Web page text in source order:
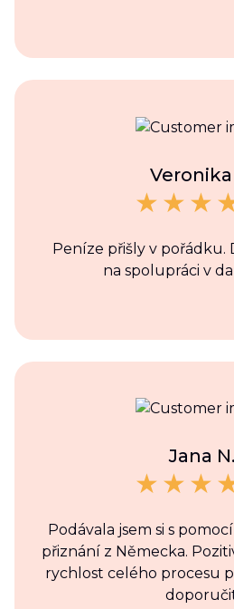
Veronika
Peníze přišly v pořádku.
na spolupráci v
Jana N.
Podávala jsem si s
přiznání z Německa.
rychlost celého procesu